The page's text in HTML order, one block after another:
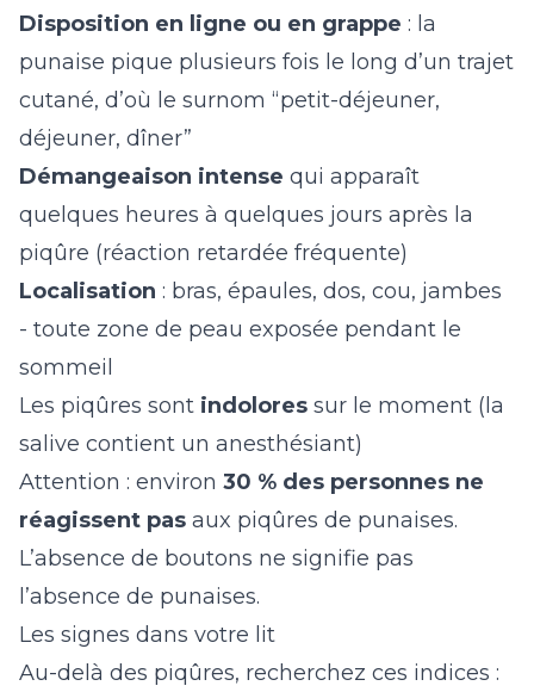
Disposition en ligne ou en grappe : la
punaise pique plusieurs fois le long d’un trajet
cutané, d’où le surnom “petit-déjeuner,
déjeuner, dîner”
Démangeaison intense qui apparaît
quelques heures à quelques jours après la
piqûre (réaction retardée fréquente)
Localisation : bras, épaules, dos, cou, jambes
- toute zone de peau exposée pendant le
sommeil
Les piqûres sont indolores sur le moment (la
salive contient un anesthésiant)
Attention : environ 30 % des personnes ne
réagissent pas aux piqûres de punaises.
L’absence de boutons ne signifie pas
l’absence de punaises.
Les signes dans votre lit
Au-delà des piqûres, recherchez ces indices :